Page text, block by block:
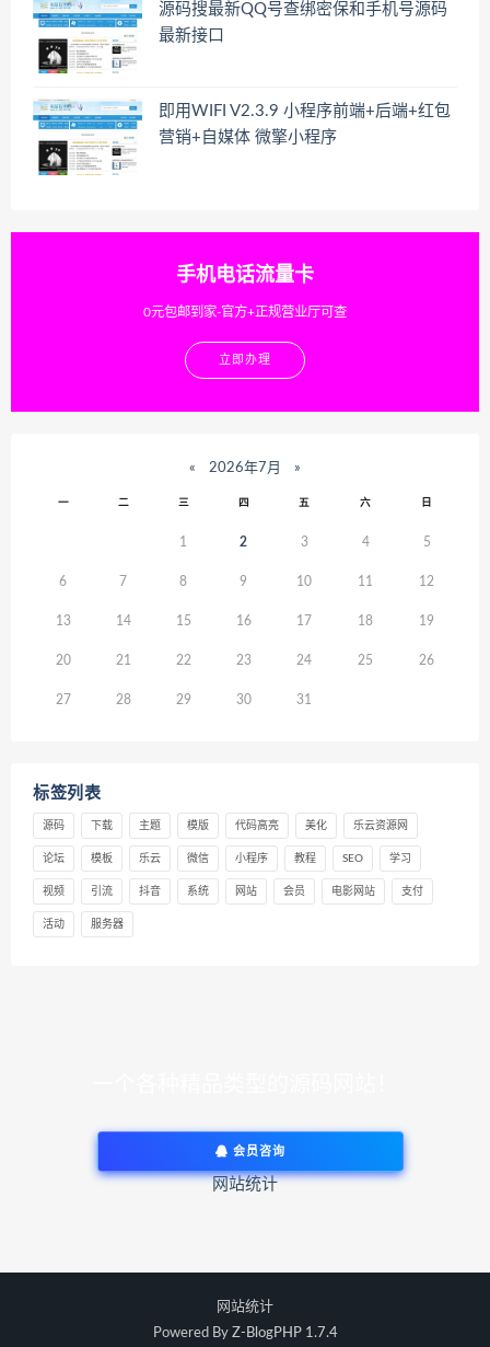
源码搜最新QQ号查绑密保和手机号源码
最新接口
即用WIFI V2.3.9 小程序前端+后端+红包
营销+自媒体 微擎小程序
手机电话流量卡
0元包邮到家-官方+正规营业厅可查
立即办理
« 2026年7月 »
一 二 三 四 五 六 日
1 2 3 4 5
6 7 8 9 10 11 12
13 14 15 16 17 18 19
20 21 22 23 24 25 26
27 28 29 30 31
标签列表
源码 下载 主题 模版 代码高亮 美化 乐云资源网
论坛 模板 乐云 微信 小程序 教程 SEO 学习
视频 引流 抖音 系统 网站 会员 电影网站 支付
活动 服务器
会员咨询
网站统计
网站统计
Powered By Z-BlogPHP 1.7.4